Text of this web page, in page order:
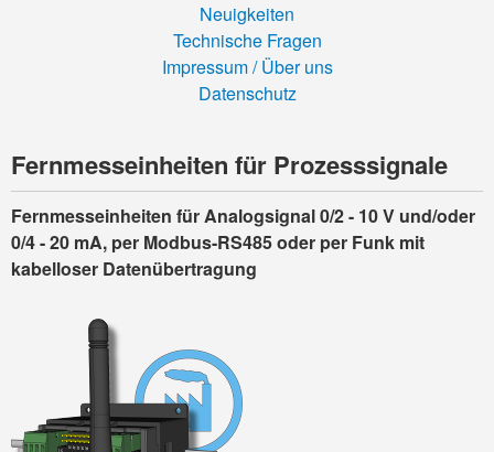
Neuigkeiten
Technische Fragen
Impressum / Über uns
Datenschutz
Fern­­mess­­einheiten für Prozes­s­signale
Fernmesseinheiten für Analogsignal 0/2 - 10 V und/oder
0/4 - 20 mA, per Modbus-RS485 oder per Funk mit
kabelloser Daten­über­tragung